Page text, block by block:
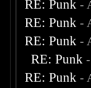
RE: Punk -
RE: Punk -
RE: Punk -
RE: Punk
RE: Punk -